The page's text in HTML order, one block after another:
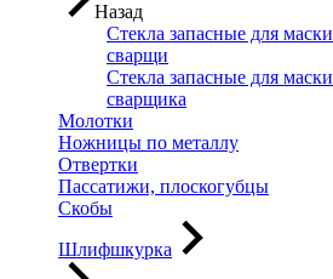
Назад
Стекла запасные для маски
сварщи
Стекла запасные для маски
сварщика
Молотки
Ножницы по металлу
Отвертки
Пассатижи, плоскогубцы
Скобы
Шлифшкурка